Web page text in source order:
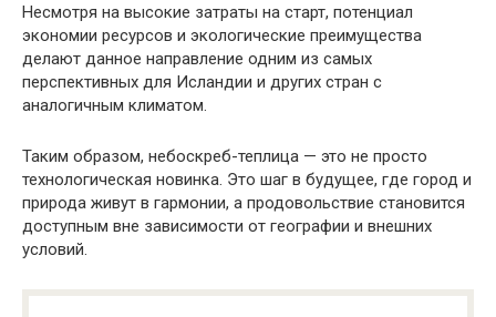
Несмотря на высокие затраты на старт, потенциал
экономии ресурсов и экологические преимущества
делают данное направление одним из самых
перспективных для Исландии и других стран с
аналогичным климатом.
Таким образом, небоскреб-теплица — это не просто
технологическая новинка. Это шаг в будущее, где город и
природа живут в гармонии, а продовольствие становится
доступным вне зависимости от географии и внешних
условий.